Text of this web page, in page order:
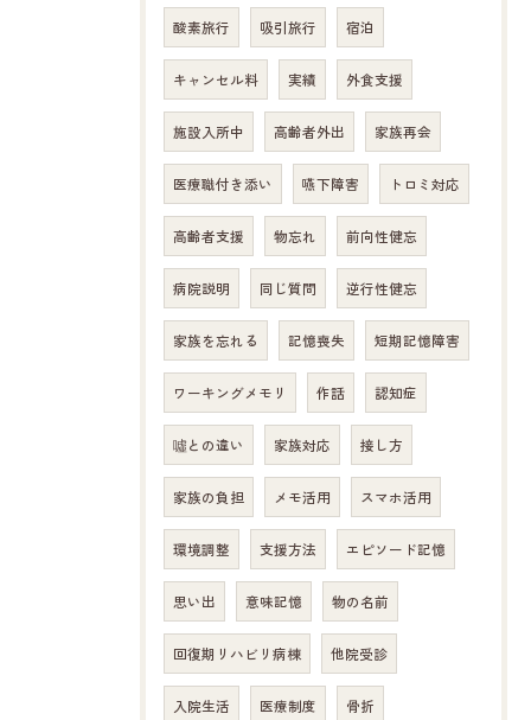
酸素旅行 吸引旅行 宿泊
キャンセル料 実績 外食支援
施設入所中 高齢者外出 家族再会
医療職付き添い 嚥下障害 トロミ対応
高齢者支援 物忘れ 前向性健忘
病院説明 同じ質問 逆行性健忘
家族を忘れる 記憶喪失 短期記憶障害
ワーキングメモリ 作話 認知症
噓との違い 家族対応 接し方
家族の負担 メモ活用 スマホ活用
環境調整 支援方法 エピソード記憶
思い出 意味記憶 物の名前
回復期リハビリ病棟 他院受診
入院生活 医療制度 骨折